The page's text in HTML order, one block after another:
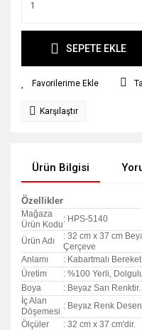
SEPETE EKLE
Karşılaştır
Ürün Bilgisi
Özellikler
Mağaza
Ürün Kodu
: HPS-5140
Ürün Adı
: 32 cm x 37 cm
Çerçeve
Anlamı
: Kabartmalı Bereket
Üretim
: %100 Yerli,
Boya
: Beyaz Sarı Renktir.
İç Alan
Döşemesi
: Beyaz Renk
Ölçüler
: 32 cm x 37 cm'dir.